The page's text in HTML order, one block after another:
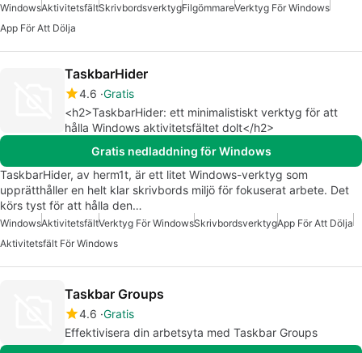
WindowsAktivitetsfältSkrivbordsverktygFilgömmareVerktyg För Windows
App För Att Dölja
TaskbarHider
4.6 Gratis
<h2>TaskbarHider: ett minimalistiskt verktyg för att
hålla Windows aktivitetsfältet dolt</h2>
Gratis nedladdning för Windows
TaskbarHider, av herm1t, är ett litet Windows-verktyg som
upprätthåller en helt klar skrivbords miljö för fokuserat arbete. Det
körs tyst för att hålla den…
WindowsAktivitetsfältVerktyg För WindowsSkrivbordsverktygApp För Att Dölja
Aktivitetsfält För Windows
Taskbar Groups
4.6 Gratis
Effektivisera din arbetsyta med Taskbar Groups